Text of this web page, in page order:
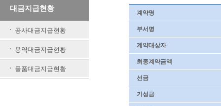
대금지급현황
공사대금지급현황
용역대금지급현황
물품대금지급현황
계약명
부서명
계약대상자
최종계약금액
선금
기성금